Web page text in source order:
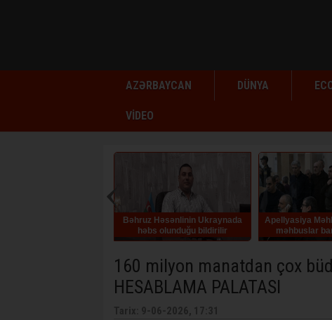
AZƏRBAYCAN DÜNYA
VİDEO
Apellyasiya Məhkəməsi erməni
məhbuslar barədə hökmü
qüvvədə saxlayıb
Rafiq
160 milyon manatdan çox
HESABLAMA PALATASI